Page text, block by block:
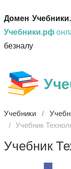
Домен
Учебники.рф
безналу
Учебники
Учебник
Учебник